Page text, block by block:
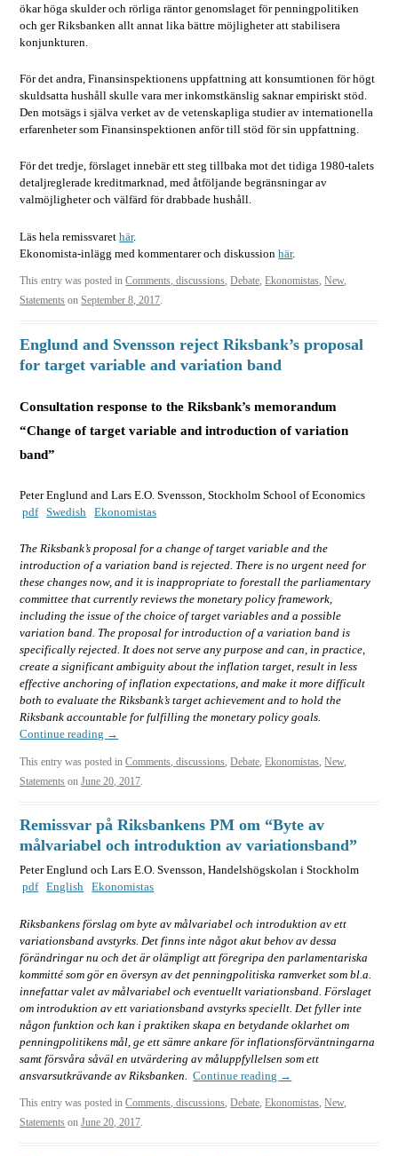
ökar höga skulder och rörliga räntor genomslaget för penningpolitiken
och ger Riksbanken allt annat lika bättre möjligheter att stabilisera
konjunkturen.
För det andra, Finansinspektionens uppfattning att konsumtionen för högt
skuldsatta hushåll skulle vara mer inkomstkänslig saknar empiriskt stöd.
Den motsägs i själva verket av de vetenskapliga studier av internationella
erfarenheter som Finansinspektionen anför till stöd för sin uppfattning.
För det tredje, förslaget innebär ett steg tillbaka mot det tidiga 1980-talets
detaljreglerade kreditmarknad, med åtföljande begränsningar av
valmöjligheter och välfärd för drabbade hushåll.
Läs hela remissvarethär.
Ekonomista-inlägg med kommentarer och diskussionhär.
This entry was posted inComments, discussions,Debate,Ekonomistas,New,
Statements onSeptember 8, 2017.
Englund and Svensson reject Riksbank’s proposal
for target variable and variation band
Consultation response to the Riksbank’s memorandum
“Change of target variable and introduction of variation
band”
Peter Englund and Lars E.O. Svensson, Stockholm School of Economics
pdf Swedish Ekonomistas
The Riksbank’s proposal for a change of target variable and the
introduction of a variation band is rejected. There is no urgent need for
these changes now, and it is inappropriate to forestall the parliamentary
committee that currently reviews the monetary policy framework,
including the issue of the choice of target variables and a possible
variation band. The proposal for introduction of a variation band is
specifically rejected. It does not serve any purpose and can, in practice,
create a significant ambiguity about the inflation target, result in less
effective anchoring of inflation expectations, and make it more difficult
both to evaluate the Riksbank’s target achievement and to hold the
Riksbank accountable for fulfilling the monetary policy goals.
Continue reading →
This entry was posted inComments, discussions ,Debate ,Ekonomistas ,New,
Statements onJune 20, 2017
Remissvar på Riksbankens PM om “Byte av
målvariabel och introduktion av variationsband”
Peter Englund och Lars E.O. Svensson, Handelshögskolan i Stockholm
pdf English Ekonomistas
Riksbankens förslag om byte av målvariabel och introduktion av ett
variationsband avstyrks. Det finns inte något akut behov av dessa
förändringar nu och det är olämpligt att föregripa den parlamentariska
kommitté som gör en översyn av det penningpolitiska ramverket som bl.a.
innefattar valet av målvariabel och eventuellt variationsband. Förslaget
om introduktion av ett variationsband avstyrks speciellt. Det fyller inte
någon funktion och kan i praktiken skapa en betydande oklarhet om
penningpolitikens mål, ge ett sämre ankare för inflationsförväntningarna
samt försvåra såväl en utvärdering av måluppfyllelsen som ett
ansvarsutkrävande av Riksbanken.
Continue reading →
This entry was posted inComments, discussions,Debate,Ekonomistas,New,
Statements onJune 20, 2017.